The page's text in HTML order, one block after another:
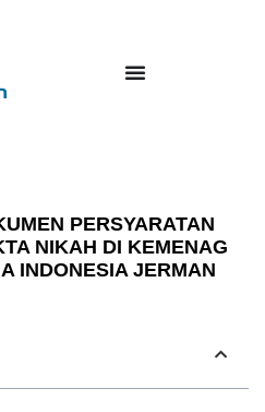
PERSYARATAN
NIKAH DI KEMENAG
INDONESIA JERMAN